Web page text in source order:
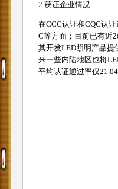
2.获证企业情况
在CCC认证和CQC认
C等方面；目前已有近
其开发LED照明产品提
来一些内陆地区也将
平均认证通过率仅